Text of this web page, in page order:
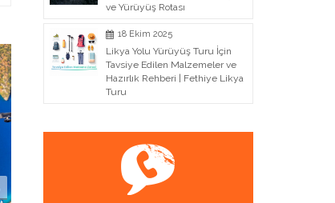
ve Yürüyüş Rotası
18 Ekim 2025
Likya Yolu Yürüyüş Turu İçin
Tavsiye Edilen Malzemeler ve
Hazırlık Rehberi | Fethiye Likya
Turu